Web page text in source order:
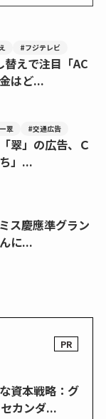
#フジテレビ
替えで注目「AC
はど...
翠 #交通広告
翠」の広告、Ｃ
」...
ス慶應準グラン
に...
資本戦略：グ
カンダ...